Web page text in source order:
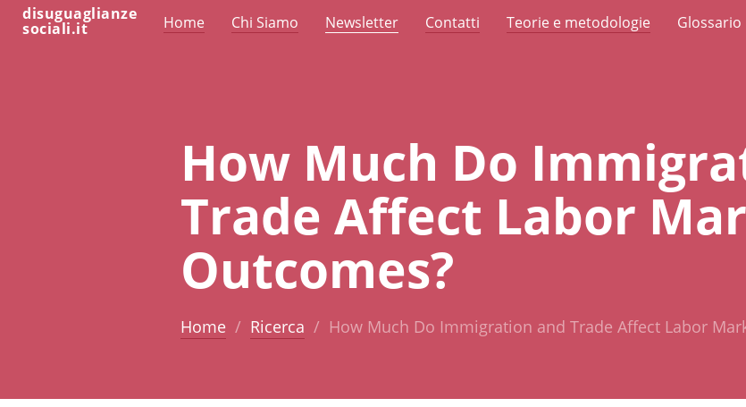
disuguaglianze
sociali.it Home Chi Siamo Newsletter Contatti Teorie e metodologie Glossario
How Much Do
Trade Affect Labor
Outcomes?
Home Ricerca How Much Do Immigration and Trade Affect Labor